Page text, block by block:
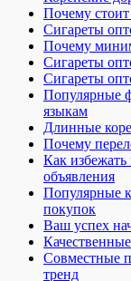
Почему стоит
Сигареты
Почему
Сигареты
Сигареты
Популярные
языкам
Длинные
Почему
Как
объявления
Популярные
покупок
Ваш успех
Совместные
тренд